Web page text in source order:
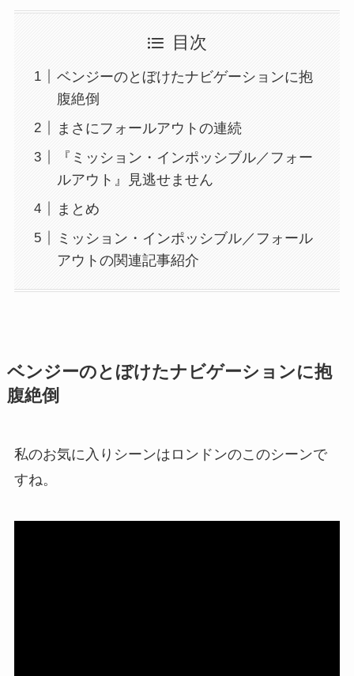
目次
ベンジーのとぼけたナビゲーションに抱
腹絶倒
まさにフォールアウトの連続
『ミッション・インポッシブル／フォー
ルアウト』見逃せません
まとめ
ミッション・インポッシブル／フォール
アウトの関連記事紹介
ベンジーのとぼけたナビゲーションに抱
腹絶倒
私のお気に入りシーンはロンドンのこのシーンで
すね。